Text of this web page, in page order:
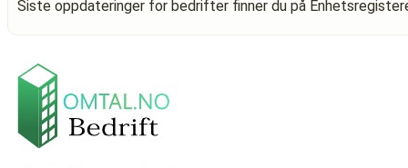
Siste oppdateringer for bedrifter finner du på